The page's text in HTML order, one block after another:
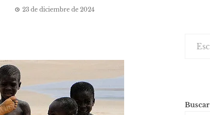
23 de diciembre de 2024
Buscar